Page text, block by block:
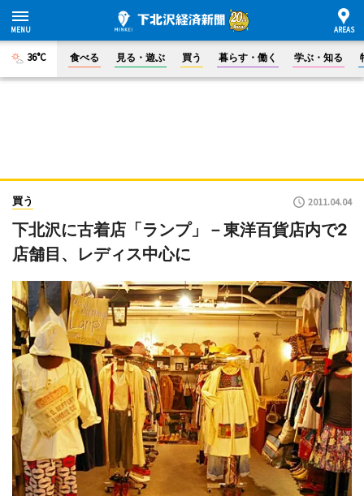
36°C 食べる 見る・遊ぶ 買う 暮らす・働く 学ぶ・知る
買う 2011.04.04
下北沢に古着店「ランプ」－東洋百貨店内で2
店舗目、レディス中心に